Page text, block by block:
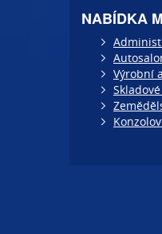
NABÍDKA
Výrobní